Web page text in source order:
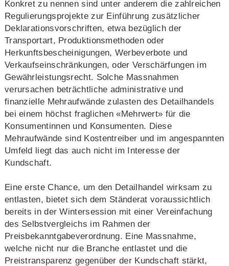
Konkret zu nennen sind unter anderem die zahlreichen
Regulierungsprojekte zur Einführung zusätzlicher
Deklarationsvorschriften, etwa bezüglich der
Transportart, Produktionsmethoden oder
Herkunftsbescheinigungen, Werbeverbote und
Verkaufseinschränkungen, oder Verschärfungen im
Gewährleistungsrecht. Solche Massnahmen
verursachen beträchtliche administrative und
finanzielle Mehraufwände zulasten des Detailhandels
bei einem höchst fraglichen «Mehrwert» für die
Konsumentinnen und Konsumenten. Diese
Mehraufwände sind Kostentreiber und im angespannten
Umfeld liegt das auch nicht im Interesse der
Kundschaft.
Eine erste Chance, um den Detailhandel wirksam zu
entlasten, bietet sich dem Ständerat voraussichtlich
bereits in der Wintersession mit einer Vereinfachung
des Selbstvergleichs im Rahmen der
Preisbekanntgabeverordnung. Eine Massnahme,
welche nicht nur die Branche entlastet und die
Preistransparenz gegenüber der Kundschaft stärkt,